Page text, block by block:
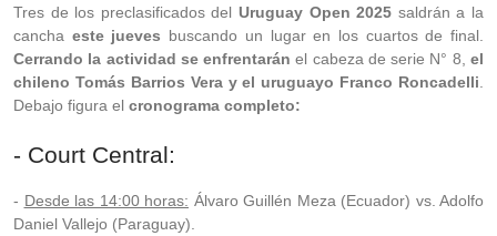
Tres de los preclasificados del Uruguay Open 2025 saldrán a la
cancha este jueves buscando un lugar en los cuartos de final.
Cerrando la actividad se enfrentarán el cabeza de serie N° 8,el
chileno Tomás Barrios Vera y el uruguayo Franco Roncadelli
Debajo figura el cronograma completo:
- Court Central:
- Desde las 14:00 horas: Álvaro Guillén Meza (Ecuador) vs. Adolfo
Daniel Vallejo (Paraguay).